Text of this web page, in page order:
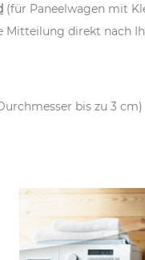
(für Paneelwagen mit
direkt nach
bis zu 3 cm)